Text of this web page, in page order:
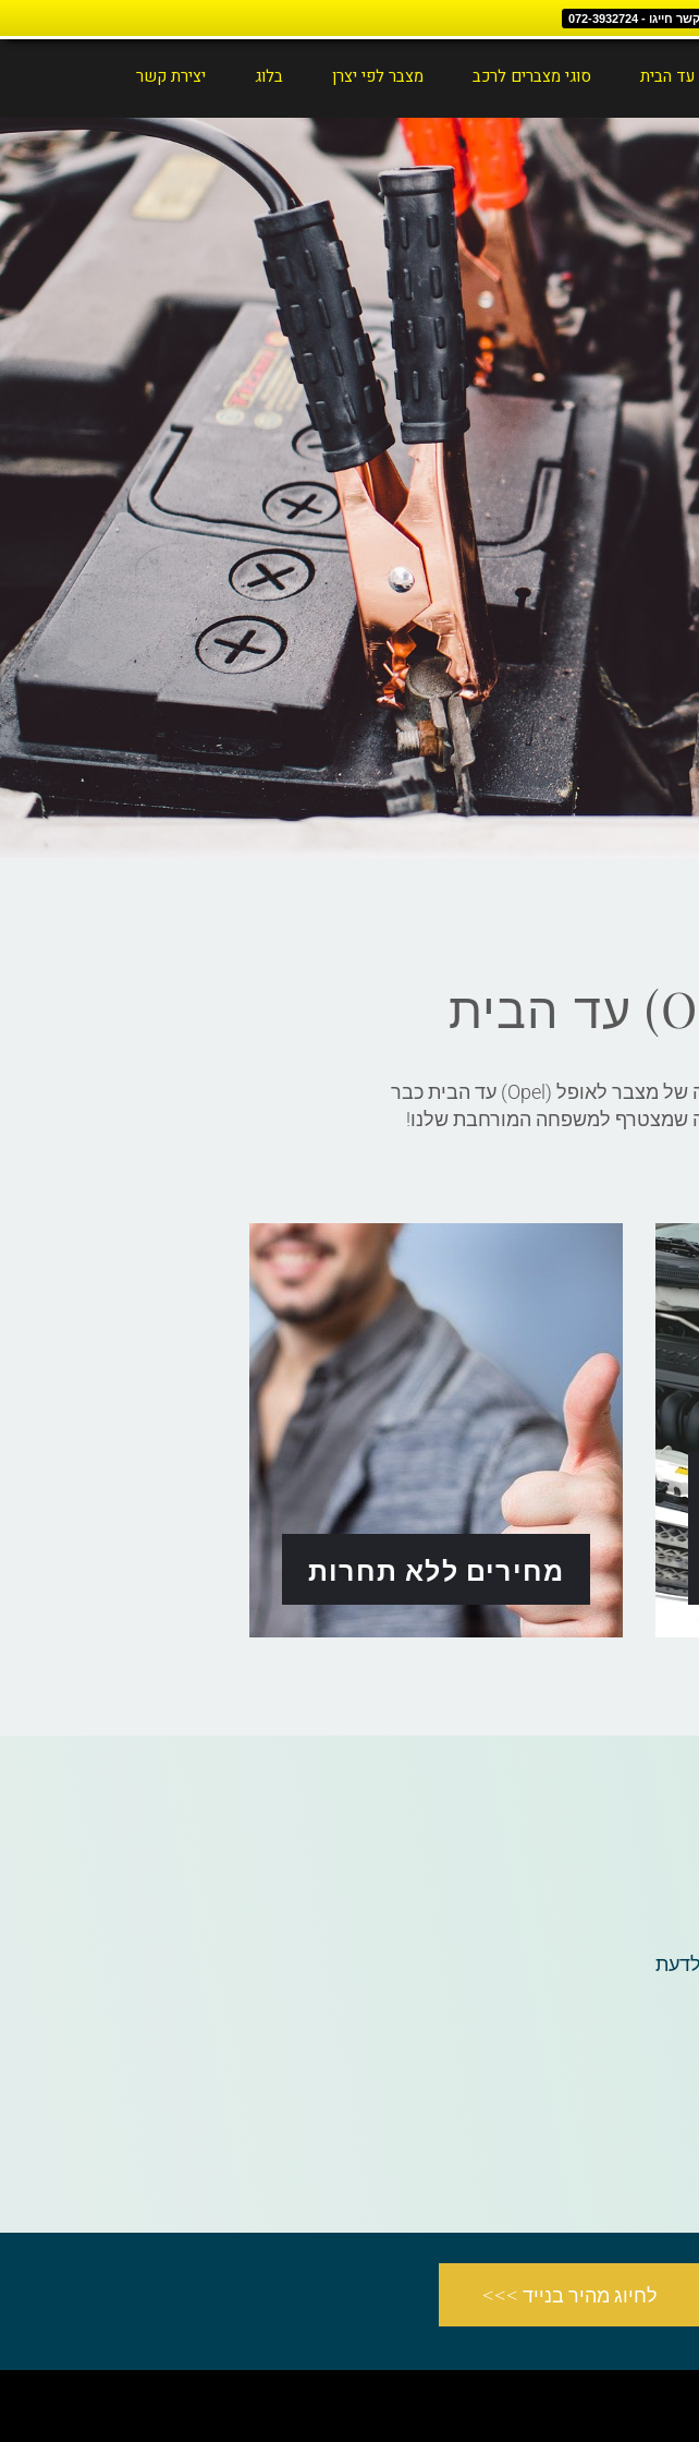
072-3932724
הבית סוגי מצברים לרכב מצבר לפי יצרן בלוג יצירת קשר
צוות מכונאי הרכב של יעקב מצברים מעניק שירותי בדיקה, הטענה או החלפה של מצבר לאופל (Opel) עד הבית כבר
מחירים ללא תחרות
לחיוג מהיר בנייד >>>